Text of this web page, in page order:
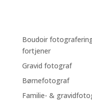
Boudoir
fortjener
Gravid fotograf
Børnefotograf
Familie- &